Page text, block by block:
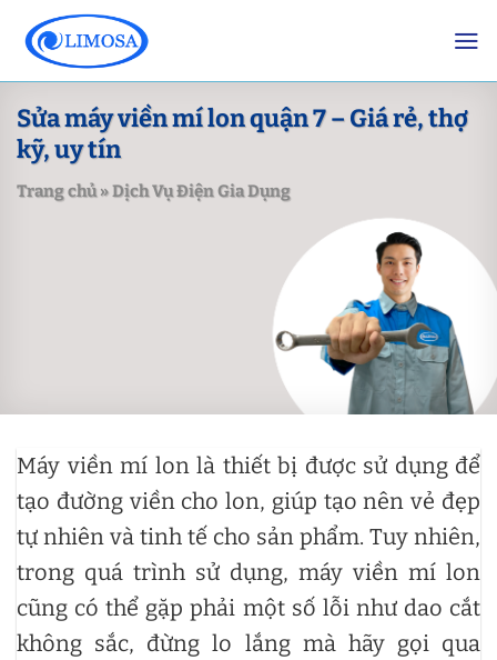
content
Sửa máy viền mí lon quận 7 – Giá rẻ, thợ
kỹ, uy tín
Trang chủ»Dịch Vụ Điện Gia Dụng
Máy viền mí lon là thiết bị được sử dụng để
tạo đường viền cho lon, giúp tạo nên vẻ đẹp
tự nhiên và tinh tế cho sản phẩm. Tuy nhiên,
trong quá trình sử dụng, máy viền mí lon
cũng có thể gặp phải một số lỗi như dao cắt
không sắc, đừng lo lắng mà hãy gọi qua